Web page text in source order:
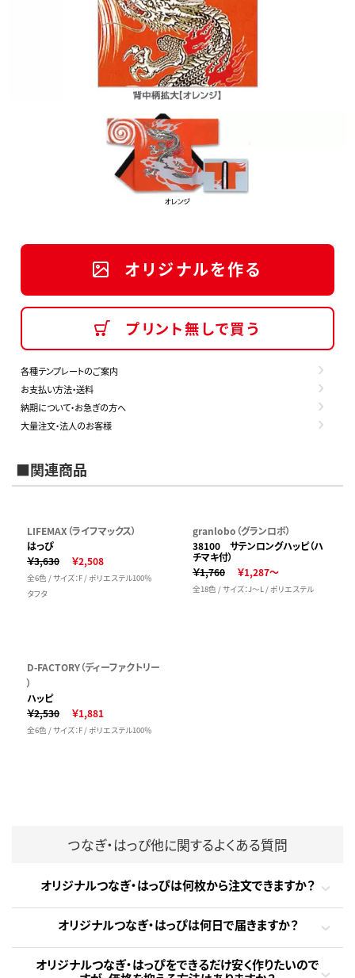
オリジナルを作る
プリント無しで買う
各種テンプレートのご案内
お支払い方法・送料
納期について・お急ぎの方へ
大量注文・法人のお客様
■関連商品
LIFEMAX（ライフマックス）
はっぴ
￥3,630
￥2,508
全6色 / サイズ：F / ポリエステル100％
タフタ
granlobo（グランロボ）
38100 サテンロングハッピ（ハ
チマキ付）
￥1,760
￥1,287～
全18色 / サイズ：J～L / ポリエステル
D-FACTORY（ディーファクトリー
）
ハッピ
￥2,530
￥1,881
全6色 / サイズ：F / ポリエステル100％
つなぎ・はっぴ他に関するよくある質問
オリジナルつなぎ・はっぴは何枚から注文できますか？
オリジナルつなぎ・はっぴは何日で届きますか？
オリジナルつなぎ・はっぴをできるだけ安く作りたいので